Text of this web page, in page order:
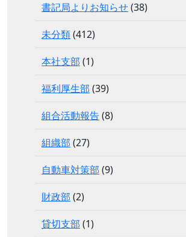
書記局よりお知らせ(38)
未分類(412)
本社支部 (1)
福利厚生部 (39)
組合活動報告(8)
組織部 (27)
自動車対策部 (9)
財政部 (2)
貸切支部 (1)